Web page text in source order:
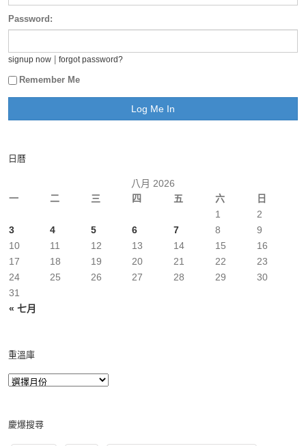
Password:
signup now forgot password?
Remember Me
日曆
八月 2026
一
二 三 四 五 六 日
« 七月
1
2
3
4 5 6 7 8
9
10
11 12 13 14 15
16
17
18 19 20 21 22
23
24
25 26 27 28 29
30
31
重溫庫
慶爆搜尋